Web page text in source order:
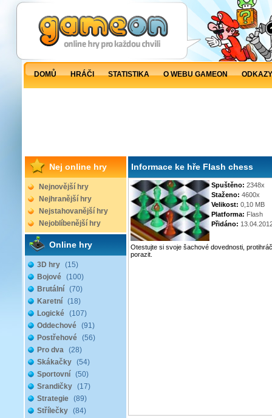
DOMŮ HRÁČI STATISTIKA O WEBU GAMEON
Nej online hry
Nejnovější hry
Nejhranější hry
Nejstahovanější hry
Nejoblíbenější hry
Online hry
3D hry (15)
Bojové (100)
Brutální (70)
Karetní (18)
Logické (107)
Oddechové (91)
Postřehové (56)
Pro dva (28)
Skákačky (54)
Sportovní (50)
Srandičky (17)
Strategie (89)
Střílečky (84)
Informace ke hře Flash chess
Spuštěno: 2348x
Staženo: 4600x
Velikost: 0,10 MB
Platforma: Flash
Přidáno:
Otestujte si svoje šachové dovednosti,
porazit.